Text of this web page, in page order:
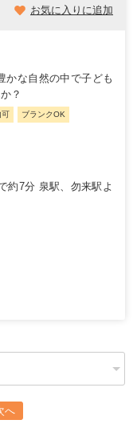
お気に入りに追加
な自然の中で子ども
？
可 ブランクOK
約7分 泉駅、勿来駅よ
へ